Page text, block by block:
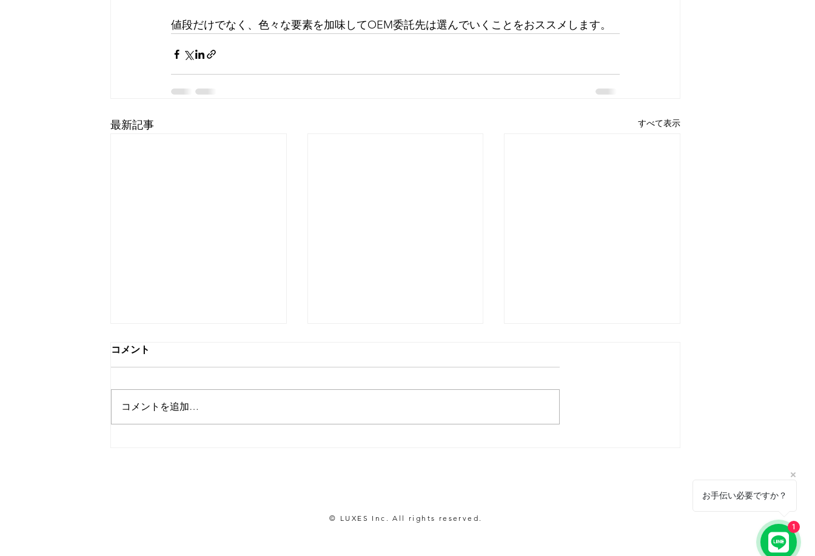
値段だけでなく、色々な要素を加味してOEM委託先は選んでいくことをおススメします。
最新記事 すべて表示
コメント
コメントを追加…
© LUXES Inc. All rights reserved.
お手伝い必要ですか？
1